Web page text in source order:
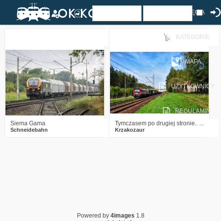
ZDJĘCIA
KATEGORIE
MAPA
UŻYTKOWNICY
REGULAMIN
Siema Gama
Schneidebahn
837 8
Tymczasem po drugiej stronie.. ...
Krzakozaur
Powered by 4images 1.8